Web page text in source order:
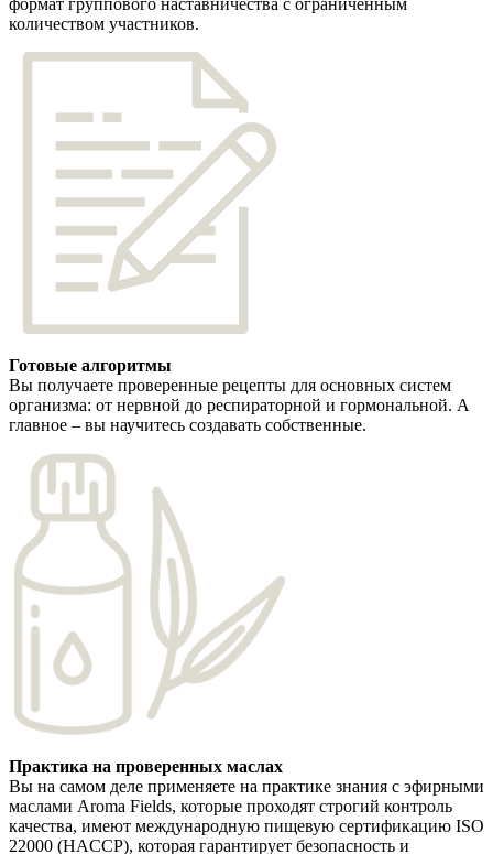
количеством участников.
Готовые алгоритмы
Вы получаете проверенные рецепты для основных систем
организма: от нервной до респираторной и гормональной. А
главное – вы научитесь создавать собственные.
Практика на проверенных маслах
Вы на самом деле применяете на практике знания с эфирными
маслами Aroma Fields, которые проходят строгий контроль
качества, имеют международную пищевую сертификацию ISO
22000 (HACCP), которая гарантирует безопасность и